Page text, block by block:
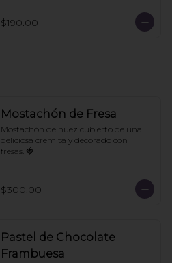
$190.00
Mostachón de Fresa
Mostachón de nuez cubierto de una
deliciosa cremita y decorado con
fresas. 🍓
$300.00
Pastel de Chocolate
Frambuesa